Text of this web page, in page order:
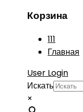
Корзина
111
Главная
User Login
Искать
×